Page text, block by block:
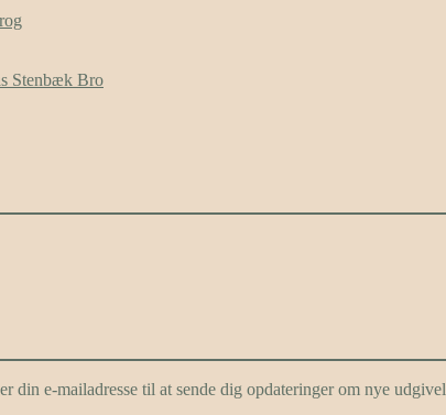
Stenbæk Bro
din e-mailadresse til at sende dig opdateringer om nye